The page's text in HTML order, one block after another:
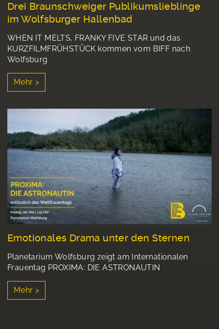
Drei Braunschweiger Publikumslieblinge
im Wolfsburger Hallenbad
WHEN IT MELTS, FRANKY FIVE STAR und das
KURZFILMFRÜHSTÜCK kommen vom BIFF nach
Wolfsburg
Mehr >
Emotionales Drama unter den Sternen
Planetarium Wolfsburg zeigt am Internationalen
Frauentag PROXIMA: DIE ASTRONAUTIN
Mehr >